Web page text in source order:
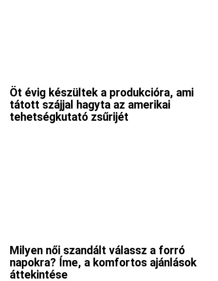
Öt évig készültek a produkcióra, ami
tátott szájjal hagyta az amerikai
tehetségkutató zsűrijét
Milyen női szandált válassz a forró
napokra? Íme, a komfortos ajánlások
áttekintése